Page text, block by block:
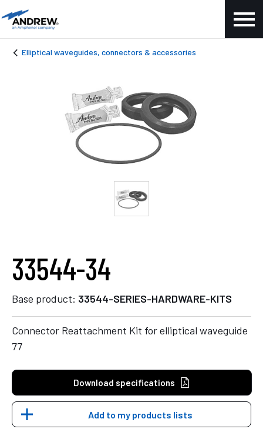
Elliptical waveguides, connectors & accessories
33544-34
Base product: 33544-SERIES-HARDWARE-KITS
Connector Reattachment Kit for elliptical waveguide
77
Download specifications
Add to my products lists